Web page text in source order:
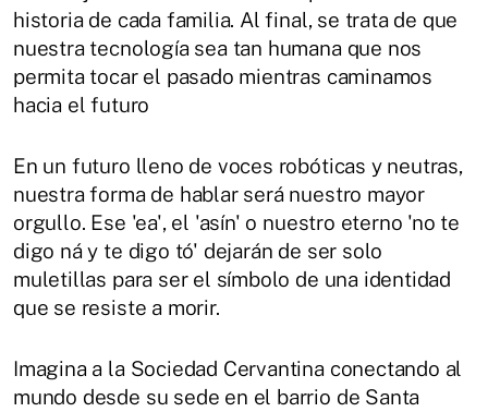
historia de cada familia. Al final, se trata de que
nuestra tecnología sea tan humana que nos
permita tocar el pasado mientras caminamos
hacia el futuro
En un futuro lleno de voces robóticas y neutras,
nuestra forma de hablar será nuestro mayor
orgullo. Ese 'ea', el 'asín' o nuestro eterno 'no te
digo ná y te digo tó' dejarán de ser solo
muletillas para ser el símbolo de una identidad
que se resiste a morir.
Imagina a la Sociedad Cervantina conectando al
mundo desde su sede en el barrio de Santa